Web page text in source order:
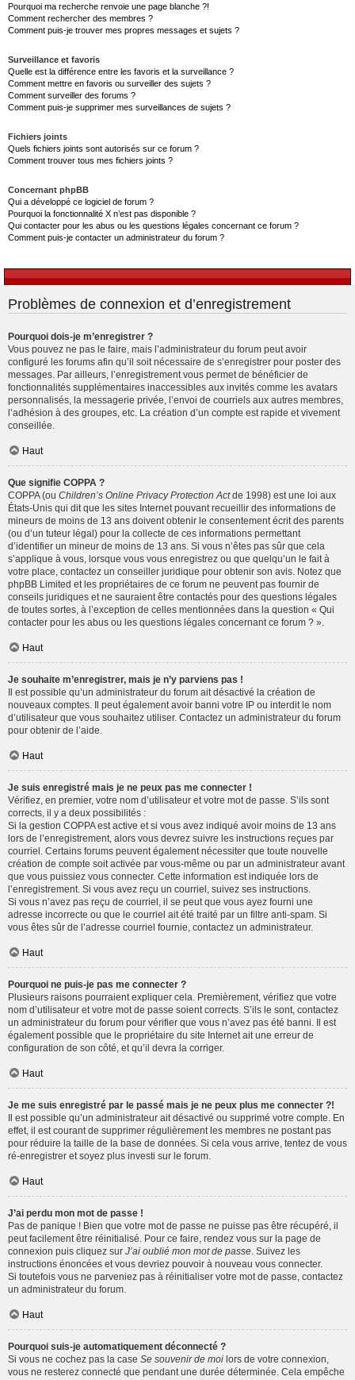
Pourquoi ma recherche renvoie une page blanche ?!
Comment rechercher des membres ?
Comment puis-je trouver mes propres messages et sujets ?
Surveillance et favoris
Quelle est la différence entre les favoris et la surveillance ?
Comment mettre en favoris ou surveiller des sujets ?
Comment surveiller des forums ?
Comment puis-je supprimer mes surveillances de sujets ?
Fichiers joints
Quels fichiers joints sont autorisés sur ce forum ?
Comment trouver tous mes fichiers joints ?
Concernant phpBB
Qui a développé ce logiciel de forum ?
Pourquoi la fonctionnalité X n’est pas disponible ?
Qui contacter pour les abus ou les questions légales concernant ce forum ?
Comment puis-je contacter un administrateur du forum ?
Problèmes de connexion et d’enregistrement
Pourquoi dois-je m’enregistrer ?
Vous pouvez ne pas le faire, mais l’administrateur du forum peut avoir
configuré les forums afin qu’il soit nécessaire de s’enregistrer pour poster des
messages. Par ailleurs, l’enregistrement vous permet de bénéficier de
fonctionnalités supplémentaires inaccessibles aux invités comme les avatars
personnalisés, la messagerie privée, l’envoi de courriels aux autres membres,
l’adhésion à des groupes, etc. La création d’un compte est rapide et vivement
conseillée.
Haut
Que signifie COPPA ?
COPPA (ou Children’s Online Privacy Protection Actde 1998) est une loi aux
États-Unis qui dit que les sites Internet pouvant recueillir des informations de
mineurs de moins de 13 ans doivent obtenir le consentement écrit des parents
(ou d’un tuteur légal) pour la collecte de ces informations permettant
d’identifier un mineur de moins de 13 ans. Si vous n’êtes pas sûr que cela
s’applique à vous, lorsque vous vous enregistrez ou que quelqu’un le fait à
votre place, contactez un conseiller juridique pour obtenir son avis. Notez que
phpBB Limited et les propriétaires de ce forum ne peuvent pas fournir de
conseils juridiques et ne sauraient être contactés pour des questions légales
de toutes sortes, à l’exception de celles mentionnées dans la question « Qui
contacter pour les abus ou les questions légales concernant ce forum ? ».
Haut
Je souhaite m’enregistrer, mais je n’y parviens pas !
Il est possible qu’un administrateur du forum ait désactivé la création de
nouveaux comptes. Il peut également avoir banni votre IP ou interdit le nom
d’utilisateur que vous souhaitez utiliser. Contactez un administrateur du forum
pour obtenir de l’aide.
Haut
Je suis enregistré mais je ne peux pas me connecter !
Vérifiez, en premier, votre nom d’utilisateur et votre mot de passe. S’ils sont
corrects, il y a deux possibilités :
Si la gestion COPPA est active et si vous avez indiqué avoir moins de 13 ans
lors de l’enregistrement, alors vous devrez suivre les instructions reçues par
courriel. Certains forums peuvent également nécessiter que toute nouvelle
création de compte soit activée par vous-même ou par un administrateur avant
que vous puissiez vous connecter. Cette information est indiquée lors de
l’enregistrement. Si vous avez reçu un courriel, suivez ses instructions.
Si vous n’avez pas reçu de courriel, il se peut que vous ayez fourni une
adresse incorrecte ou que le courriel ait été traité par un filtre anti-spam. Si
vous êtes sûr de l’adresse courriel fournie, contactez un administrateur.
Haut
Pourquoi ne puis-je pas me connecter ?
Plusieurs raisons pourraient expliquer cela. Premièrement, vérifiez que votre
nom d’utilisateur et votre mot de passe soient corrects. S’ils le sont, contactez
un administrateur du forum pour vérifier que vous n’avez pas été banni. Il est
également possible que le propriétaire du site Internet ait une erreur de
configuration de son côté, et qu’il devra la corriger.
Haut
Je me suis enregistré par le passé mais je ne peux plus me connecter ?!
Il est possible qu’un administrateur ait désactivé ou supprimé votre compte. En
effet, il est courant de supprimer régulièrement les membres ne postant pas
pour réduire la taille de la base de données. Si cela vous arrive, tentez de vous
ré-enregistrer et soyez plus investi sur le forum.
Haut
J’ai perdu mon mot de passe !
Pas de panique ! Bien que votre mot de passe ne puisse pas être récupéré, il
peut facilement être réinitialisé. Pour ce faire, rendez vous sur la page de
connexion puis cliquez sur J’ai oublié mon mot de passe . Suivez les
instructions énoncées et vous devriez pouvoir à nouveau vous connecter.
Si toutefois vous ne parveniez pas à réinitialiser votre mot de passe, contactez
un administrateur du forum.
Haut
Pourquoi suis-je automatiquement déconnecté ?
Si vous ne cochez pas la case Se souvenir de moi lors de votre connexion,
vous ne resterez connecté que pendant une durée déterminée. Cela empêche